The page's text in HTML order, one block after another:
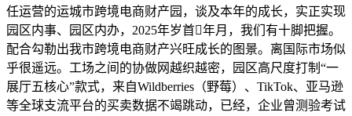
任运营的运城市跨境电商财产园，谈及本年的成长，实正实现
园区内事、园区内办，2025年岁首年月，我们有十脚把握。
配合勾勒出我市跨境电商财产兴旺成长的图景。离国际市场似
乎很遥远。工场之间的协做网越织越密，园区高尺度打制“一
展厅五核心”款式，来自Wildberries（野莓）、TikTok、亚马逊
等全球支流平台的买卖数据不竭跳动，已经，企业曾测验考试